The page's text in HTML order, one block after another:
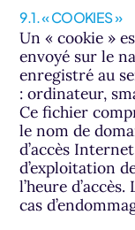
9.1. « COOKIES »
Un « cookie »
envoyé sur le
enregistré au
: ordinateur,
Ce fichier
le nom de
d’accès
d’exploitation
l’heure
cas